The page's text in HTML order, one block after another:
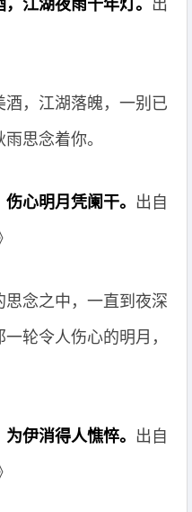
江湖夜雨十年灯。 出
，江湖落魄，一别已
思念着你。
心明月凭阑干。 出自
念之中，一直到夜深
轮令人伤心的明月，
伊消得人憔悴。 出自